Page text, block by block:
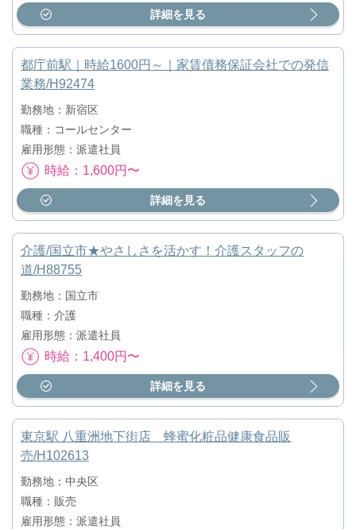
詳細を見る
都庁前駅｜時給1600円～｜家賃債務保証会社での発信
業務/H92474
勤務地：新宿区
職種：コールセンター
雇用形態：派遣社員
時給：1,600円〜
詳細を見る
介護/国立市★やさしさを活かす！介護スタッフの
道/H88755
勤務地：国立市
職種：介護
雇用形態：派遣社員
時給：1,400円〜
詳細を見る
東京駅 八重洲地下街店 蜂蜜化粧品健康食品販
売/H102613
勤務地：中央区
職種：販売
雇用形態：派遣社員